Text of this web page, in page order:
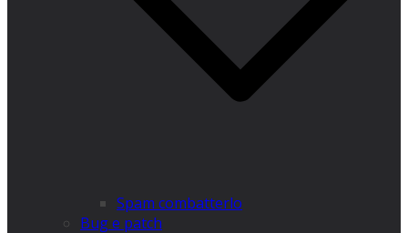
Spam combatterlo
Bug e patch